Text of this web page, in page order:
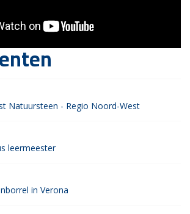
Natuursteen - Regio Noord-West
leermeester
in Verona